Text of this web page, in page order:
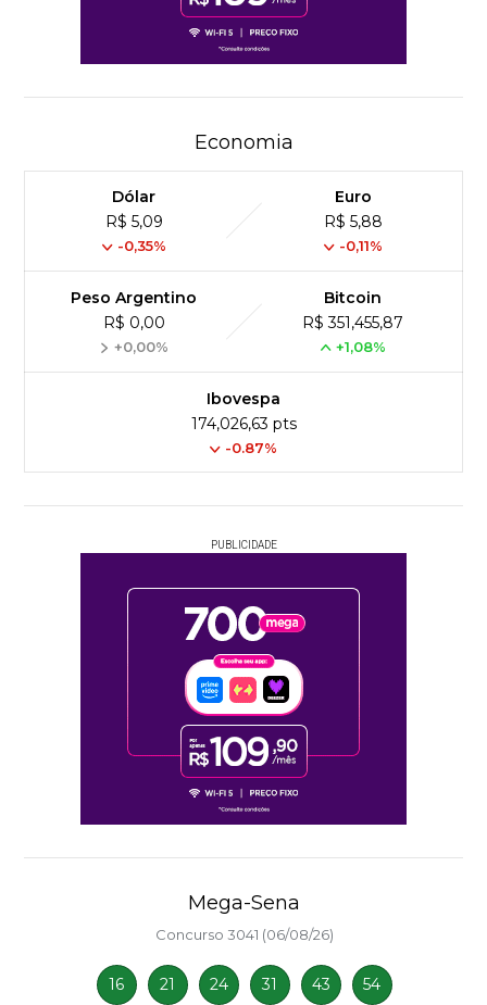
Economia
Dólar
R$ 5,09
-0,35%
Euro
R$ 5,88
-0,11%
Peso Argentino
R$ 0,00
+0,00%
Bitcoin
R$ 351,455,87
+1,08%
Ibovespa
174,026,63 pts
-0.87%
PUBLICIDADE
Mega-Sena
Concurso 3041 (06/08/26)
16 21 24 31 43 54